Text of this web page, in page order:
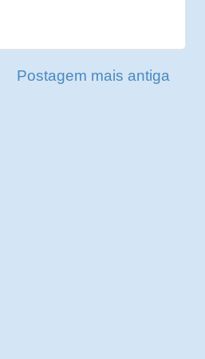
Postagem mais antiga